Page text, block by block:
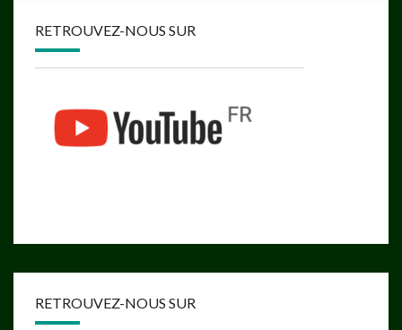
RETROUVEZ-NOUS SUR
RETROUVEZ-NOUS SUR